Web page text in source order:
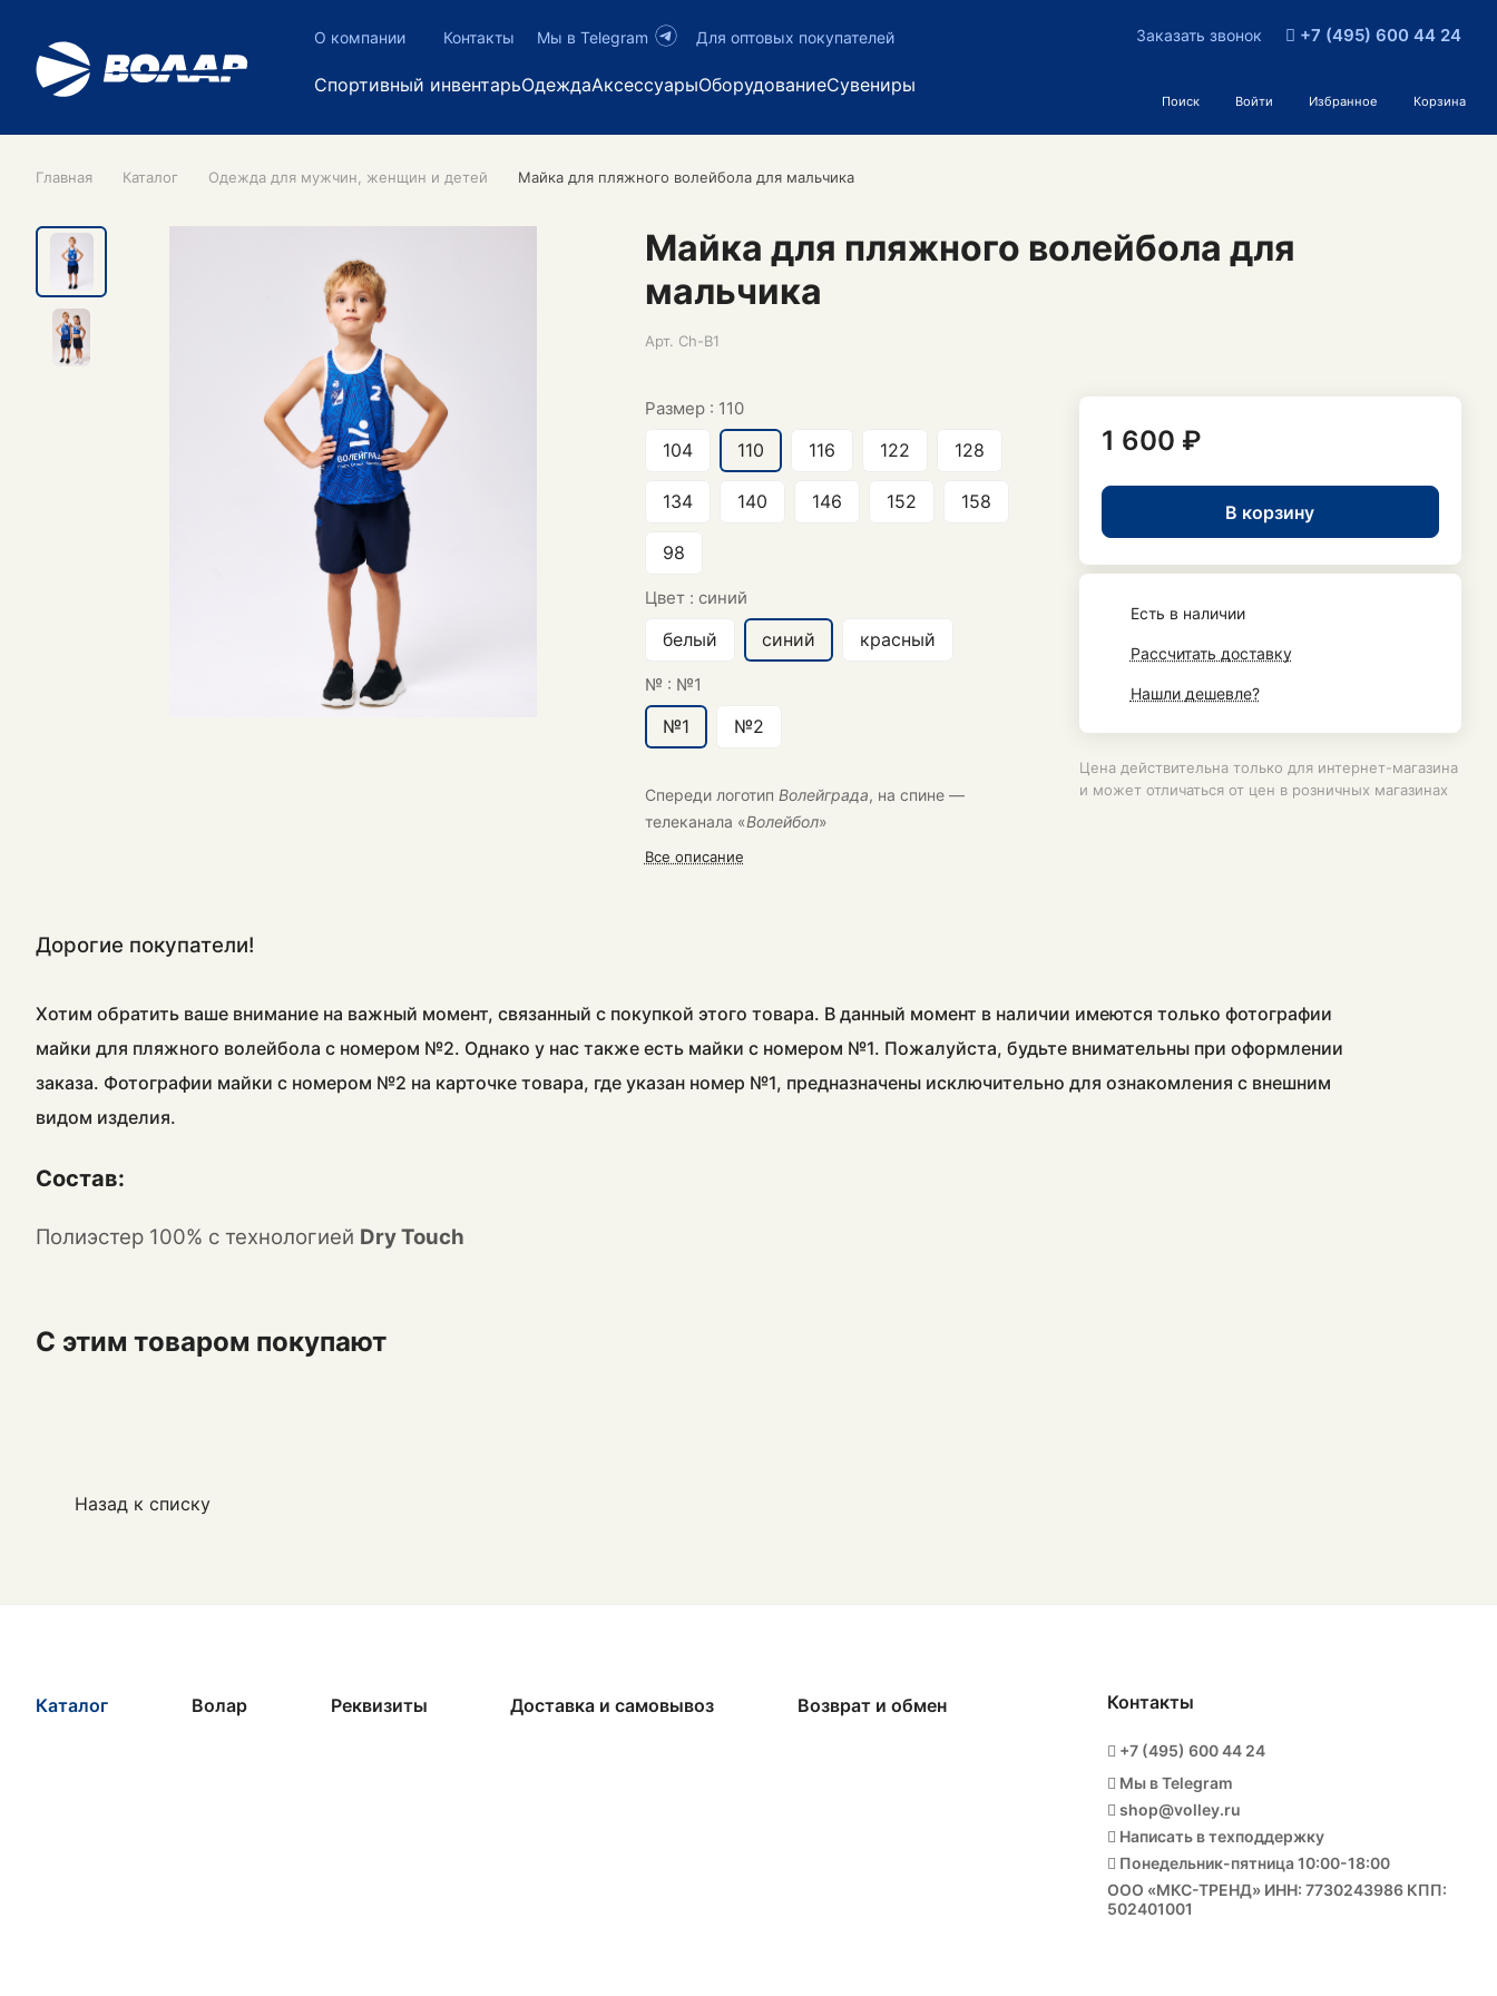
О компании Контакты Мы в Telegram Для оптовых покупателей
Спортивный инвентарьОдеждаАксессуарыОборудованиеСувениры
Заказать звонок +7 (495) 600 44 24
Поиск Войти Избранное Корзина
Главная Каталог Одежда для мужчин, женщин и детей Майка для пляжного волейбола для мальчика
Майка для пляжного волейбола для
мальчика
Арт. Ch-B1
Размер : 110
104 110 116 122 128
134 140 146 152 158
98
Цвет : синий
белый синий красный
№ : №1
№1 №2
Спереди логотип Волейграда, на спине —
телеканала «Волейбол»
Все описание
1 600 ₽
В корзину
Есть в наличии
Рассчитать доставку
Нашли дешевле?
Цена действительна только для интернет-магазина
и может отличаться от цен в розничных магазинах
Дорогие покупатели!
Хотим обратить ваше внимание на важный момент, связанный с покупкой этого товара. В данный момент в наличии имеются только фотографии
майки для пляжного волейбола с номером №2. Однако у нас также есть майки с номером №1. Пожалуйста, будьте внимательны при оформлении
заказа. Фотографии майки с номером №2 на карточке товара, где указан номер №1, предназначены исключительно для ознакомления с внешним
видом изделия.
Состав:
Полиэстер 100% с технологией Dry Touch
С этим товаром покупают
Назад к списку
Каталог Волар Реквизиты Доставка и самовывоз Возврат и обмен Контакты
+7 (495) 600 44 24
Мы в Telegram
shop@volley.ru
Написать в техподдержку
Понедельник-пятница 10:00-18:00
ООО «МКС-ТРЕНД» ИНН: 7730243986 КПП:
502401001